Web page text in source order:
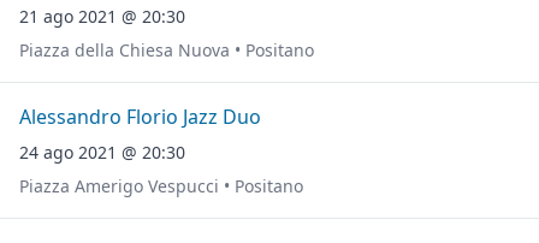
21 ago 2021 @ 20:30
Piazza della Chiesa Nuova • Positano
Alessandro Florio Jazz Duo
24 ago 2021 @ 20:30
Piazza Amerigo Vespucci • Positano